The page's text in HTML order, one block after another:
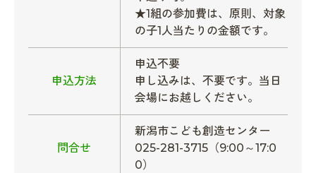
★1組の参加費は、原則、対象
の子1人当たりの金額です。
申込方法
申込不要
申し込みは、不要です。当日
会場にお越しください。
問合せ
新潟市こども創造センター
025-281-3715（9:00～17:0
0）